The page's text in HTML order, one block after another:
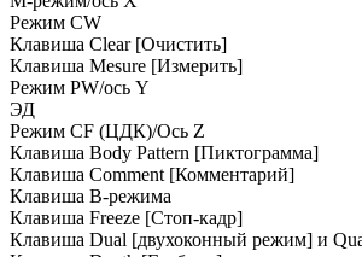
Режим CW
Клавиша Clear [Очистить]
Клавиша Mesure [Измерить]
Режим PW/ось Y
ЭД
Режим CF (ЦДК)/Ось Z
Клавиша Body Pattern [Пиктограмма]
Клавиша Comment [Комментарий]
Клавиша В-режима
Клавиша Freeze [Стоп-кадр]
Клавиша Dual [двухоконный режим] и